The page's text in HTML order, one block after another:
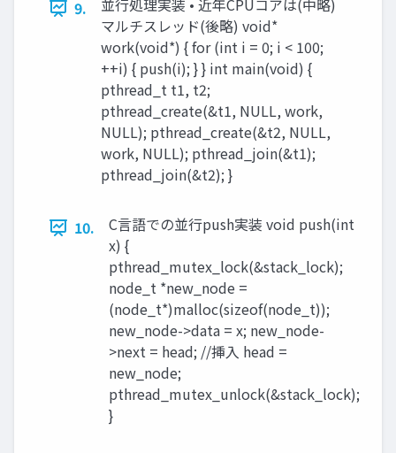
9.
並行処理実装 • 近年CPUコアは(中略)
マルチスレッド(後略) void*
work(void*) { for (int i = 0; i < 100;
++i) { push(i); } } int main(void) {
pthread_t t1, t2;
pthread_create(&t1, NULL, work,
NULL); pthread_create(&t2, NULL,
work, NULL); pthread_join(&t1);
pthread_join(&t2); }
10.
C言語での並行push実装 void push(int
x) {
pthread_mutex_lock(&stack_lock);
node_t *new_node =
(node_t*)malloc(sizeof(node_t));
new_node->data = x; new_node-
>next = head; //挿入 head =
new_node;
pthread_mutex_unlock(&stack_lock);
}